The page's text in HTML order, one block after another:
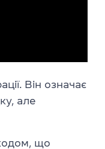
Він означає
але
що